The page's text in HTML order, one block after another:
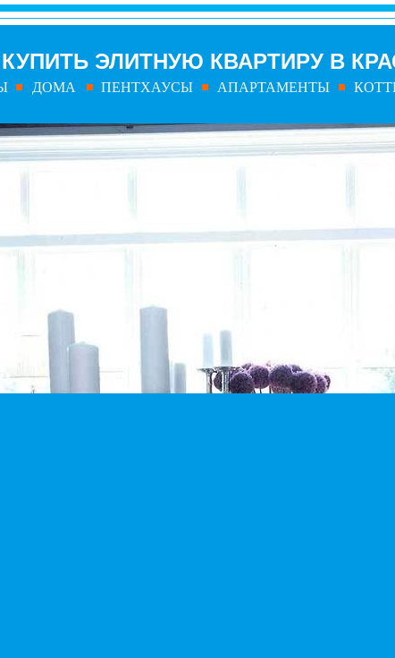
КУПИТЬ ЭЛИТНУЮ КВАРТИРУ В
ДОМА ПЕНТХАУСЫ АПАРТАМЕНТЫ